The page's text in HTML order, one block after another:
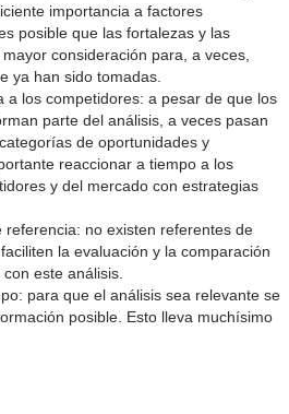
importancia a factores
posible que las fortalezas y las
consideración para, a veces,
ya han sido tomadas.
a los competidores: a pesar de que los
parte del análisis, a veces pasan
de oportunidades y
reaccionar a tiempo a los
y del mercado con estrategias
referencia: no existen referentes de
la evaluación y la comparación
este análisis.
para que el análisis sea relevante se
posible. Esto lleva muchísimo